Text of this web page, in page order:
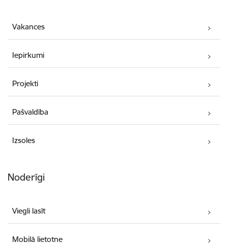
Vakances
Iepirkumi
Projekti
Pašvaldība
Izsoles
Noderīgi
Viegli lasīt
Mobilā lietotne